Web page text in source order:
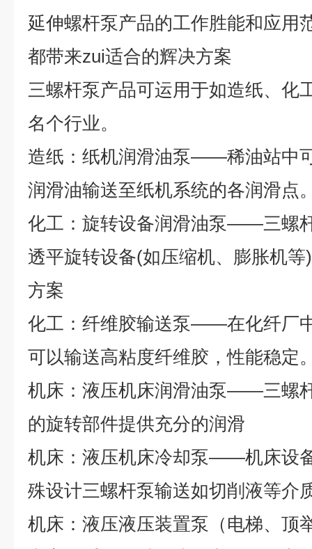
延伸螺杆泵产品的工作胜能和应用
都带来zui适合的辉决方案
三螺杆泵产品可运用于如造纸、化
名个行业。
造纸：纸机润滑油泵——稀油站中
润滑油输送至纸机系统的各润滑点
化工：旋转设备润滑油泵——三螺
透平旋转设备(如压缩机、膨胀机等)
方案
化工：纤维胶输送泵——在化纤厂
可以输送高粘度纤维胶，性能稳定
机床：液压机床润滑油泵——三螺
的旋转部件提供充分的润滑
机床：液压机床冷却泵——机床设
殊设计三螺杆泵输送如切削液等介
机床：液压液压装置泵（电梯、顶